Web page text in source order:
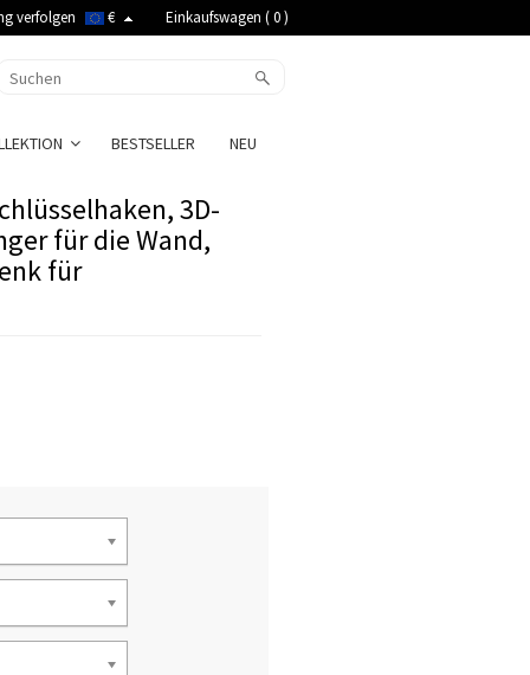
verfolgen € Einkaufswagen (0)
BESTSELLER NEU
3D-
für die Wand,
für